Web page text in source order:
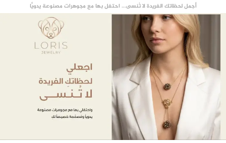
أجمل لحظاتك الفريدة لا تُنسى... احتفل بها مع مجوهرات مصنوعة يدويًّا